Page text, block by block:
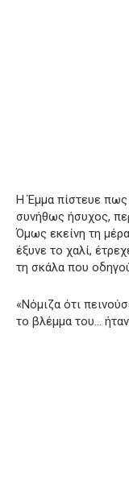
Η Έμμα πίστευε
συνήθως ήσυχος,
Όμως εκείνη τη
έξυνε το χαλί,
τη σκάλα που
«Νόμιζα ότι
το βλέμμα του…